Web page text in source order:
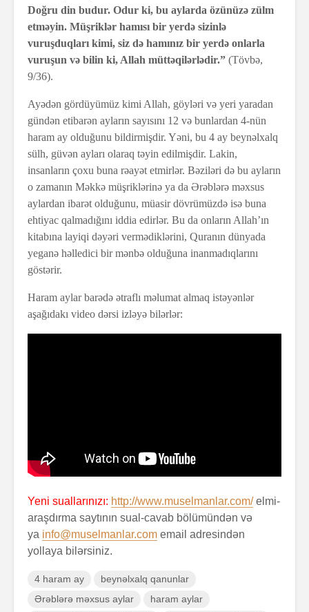
Doğru din budur. Odur ki, bu aylarda özünüzə zülm
etməyin. Müşriklər hamısı bir yerdə sizinlə
vuruşduqları kimi, siz də hamınız bir yerdə onlarla
vuruşun və bilin ki, Allah müttəqilərlədir.” (Tövbə,
9/36).
Ayədən gördüyümüz kimi Allah, göyləri və yeri yaradan
gündən etibarən ayların sayısını 12 və bunlardan 4-nün
haram ay olduğunu bildirmişdir. Yəni, bu 4 ay beynəlxalq
sülh, güvən ayları olaraq təyin edilmişdir. Lakin,
insanların çoxu buna rəayət etmirlər. Bəziləri də bu ayların
o zamanın Məkkə müşriklərinə ya da Ərəblərə məxsus
aylardan ibarət olduğunu, müasir dövrümüzdə isə buna
ehtiyac qalmadığını iddia edirlər. Bu da onların Allah’ın
kitabına layiqi dəyəri vermədiklərini, Quranın dünyada
yeganə həlledici bir mənbə olduğuna inanmadıqlarını
göstərir.
Haram aylar barədə ətraflı məlumat almaq istəyənlər
aşağıdakı video dərsi izləyə bilərlər:
Yeni suallarınızı: http://www.muselmanlar.com/elmi-
araşdırma saytının sual-cavab bölümündən və
ya info@muselmanlar.com email adresindən
yollaya bilərsiniz.
4 haram ay
beynəlxalq qanunlar
Ərəblərə məxsus aylar
haram aylar